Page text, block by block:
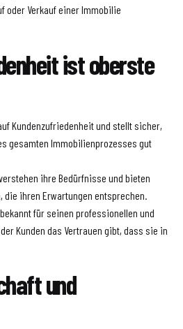
oder Verkauf einer Immobilie
ist oberste
Kundenzufriedenheit und stellt sicher,
gesamten Immobilienprozesses gut
ihre Bedürfnisse und bieten
ihren Erwartungen entsprechen.
für seinen professionellen und
Kunden das Vertrauen gibt, dass sie in
und